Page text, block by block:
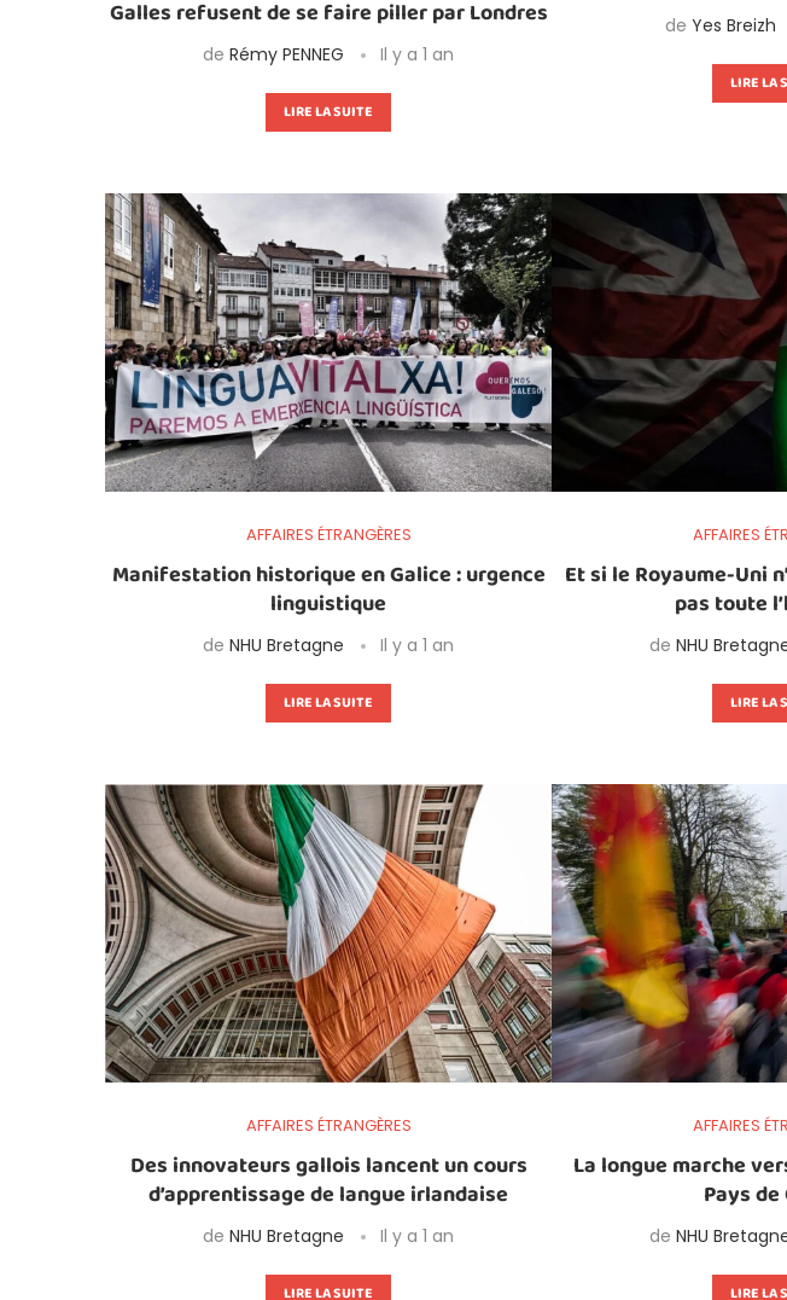
Galles refusent de se faire piller par Londres
de Rémy PENNEG Il y a 1 an
LIRE LA SUITE
de Yes Breizh
LIRE LA
AFFAIRES ÉTRANGÈRES
Manifestation historique en Galice : urgence
linguistique
de NHU Bretagne Il y a 1 an
LIRE LA SUITE
AFFAIRES
Et si le Royaume-Uni
pas toute
de NHU
LIRE LA
AFFAIRES ÉTRANGÈRES
Des innovateurs gallois lancent un cours
d’apprentissage de langue irlandaise
de NHU Bretagne Il y a 1 an
LIRE LA SUITE
AFFAIRES
La longue marche
Pays
de NHU
LIRE LA